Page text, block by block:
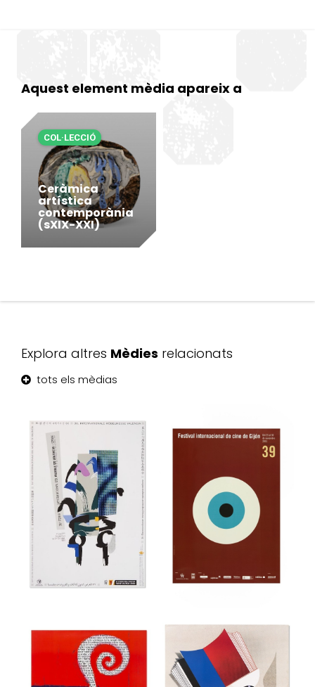
Aquest element mèdia apareix a
Ceràmica
artística
contemporània
(sXIX-XXI)
COL·LECCIÓ
Explora altres Mèdies relacionats
tots els mèdias